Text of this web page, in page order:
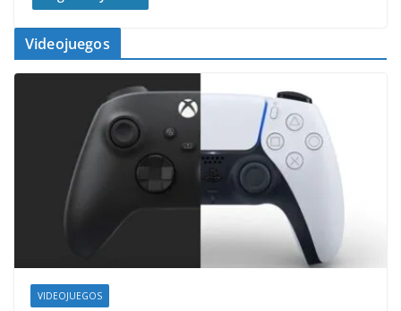
Videojuegos
VIDEOJUEGOS